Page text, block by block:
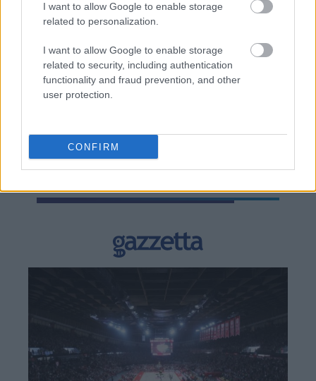
I want to allow Google to enable storage
related to personalization.
I want to allow Google to enable storage
related to security, including authentication
functionality and fraud prevention, and other
user protection.
CONFIRM
χρονοδιαγράμματα
TAGS: Λονδίνο
BEST OFINTERNET